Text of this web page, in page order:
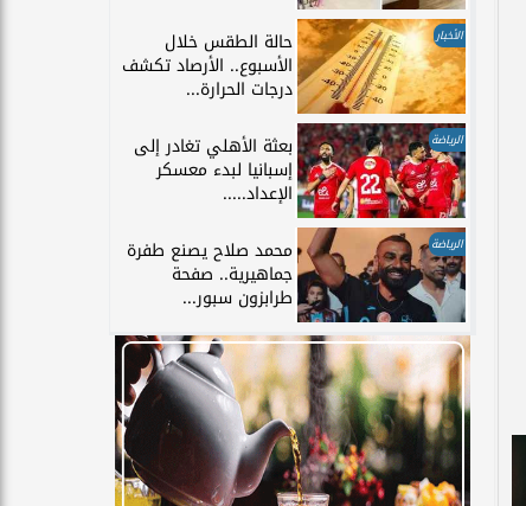
الأخبار حالة الطقس خلال
الأسبوع.. الأرصاد تكشف
درجات الحرارة...
الرياضة بعثة الأهلي تغادر إلى
إسبانيا لبدء معسكر
الإعداد.....
الرياضة محمد صلاح يصنع طفرة
جماهيرية.. صفحة
طرابزون سبور...